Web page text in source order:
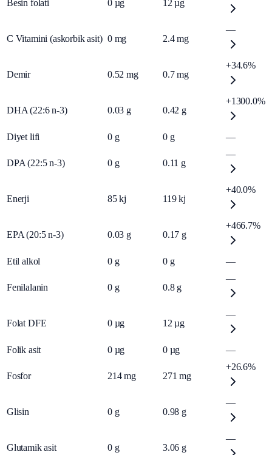
Besin folati 0 µg 12 µg
C Vitamini (askorbik asit) 0 mg 2.4 mg
—
Demir 0.52 mg 0.7 mg
+34.6%
DHA (22:6 n-3) 0.03 g 0.42 g
+1300.0%
Diyet lifi 0 g 0 g —
DPA (22:5 n-3) 0 g 0.11 g
—
Enerji 85 kj 119 kj
+40.0%
EPA (20:5 n-3) 0.03 g 0.17 g
+466.7%
Etil alkol 0 g 0 g —
Fenilalanin 0 g 0.8 g
—
Folat DFE 0 µg 12 µg
—
Folik asit 0 µg 0 µg —
Fosfor 214 mg 271 mg
+26.6%
Glisin 0 g 0.98 g
—
Glutamik asit 0 g 3.06 g
—